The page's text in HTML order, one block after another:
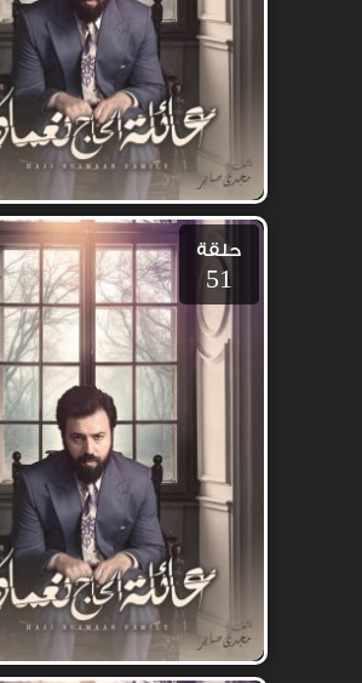
حلقة
51